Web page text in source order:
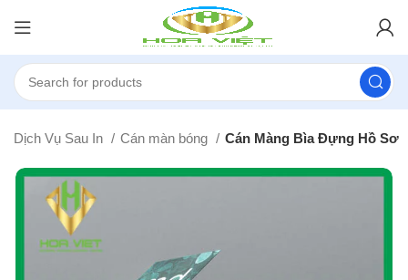
Dịch Vụ Sau In Cán màn bóng Cán Màng Bìa Đựng Hồ Sơ